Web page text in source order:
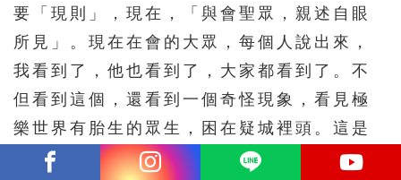
要「現則」，現在，「與會聖眾，親述自眼
所見」。現在在會的大眾，每個人說出來，
我看到了，他也看到了，大家都看到了。不
但看到這個，還看到一個奇怪現象，看見極
樂世界有胎生的眾生，困在疑城裡頭。這是
給我們表法的，讓我們看到疑惑的過失。這